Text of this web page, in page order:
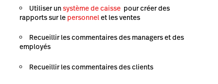
Utiliser unsystème de caisse pour créer des
rapports sur le personnelet les ventes
Recueillir les commentaires des managers et des
employés
Recueillir les commentaires des clients